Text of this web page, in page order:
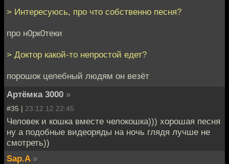
> Интересуюсь, про что собственно песня?
про н0рк0теки
> Доктор какой-то непростой едет?
порошок целебный людям он везёт
Артёмка 3000 »
#35 | 23.12.12 22:45
Человек и кошка вместе челокошка))) хорошая песня
ну а подобные видеоряды на ночь глядя лучше не
смотреть))
Sap.A »